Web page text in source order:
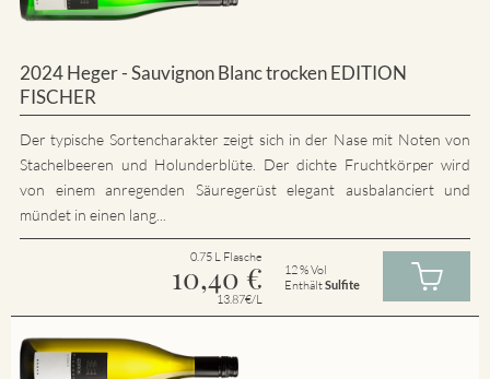
2024 Heger - Sauvignon Blanc trocken EDITION
FISCHER
Der typische Sortencharakter zeigt sich in der Nase mit Noten von
Stachelbeeren und Holunderblüte. Der dichte Fruchtkörper wird
von einem anregenden Säuregerüst elegant ausbalanciert und
mündet in einen lang...
0.75 L Flasche
10,40 €
13.87€/L
12 % Vol
EnthältSulfite